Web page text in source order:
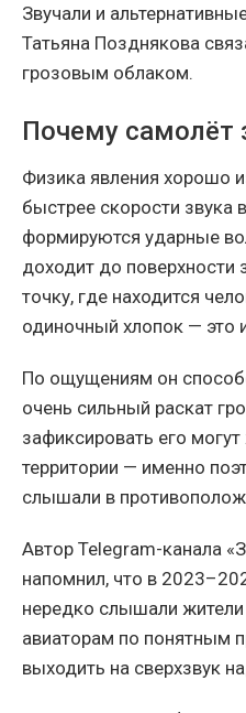
Звучали и
Татьяна Позднякова
грозовым облаком.
Почему самолёт
Физика явления хорошо
быстрее скорости звука
формируются ударные
доходит до поверхности
точку, где находится
одиночный хлопок — это
По ощущениям он
очень сильный раскат
зафиксировать его
территории — именно
слышали в
Автор Telegram-канала
напомнил, что в
нередко слышали жители
авиаторам по понятным
выходить на сверхзвук